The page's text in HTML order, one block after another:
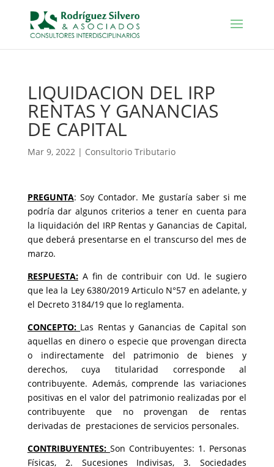
LIQUIDACION DEL IRP
RENTAS Y GANANCIAS
DE CAPITAL
Mar 9, 2022| Consultorio Tributario
PREGUNTA: Soy Contador. Me gustaría saber si me
podría dar algunos criterios a tener en cuenta para
la liquidación del IRP Rentas y Ganancias de Capital,
que deberá presentarse en el transcurso del mes de
marzo.
RESPUESTA:A fin de contribuir con Ud. le sugiero
que lea la Ley 6380/2019 Articulo N°57 en adelante, y
el Decreto 3184/19 que lo reglamenta.
CONCEPTO: Las Rentas y Ganancias de Capital son
aquellas en dinero o especie que provengan directa
o indirectamente del patrimonio de bienes y
derechos, cuya titularidad corresponde al
contribuyente. Además, comprende las variaciones
positivas en el valor del patrimonio realizadas por el
contribuyente que no provengan de rentas
derivadas de prestaciones de servicios personales.
CONTRIBUYENTES: Son Contribuyentes: 1. Personas
Físicas, 2. Sucesiones Indivisas, 3. Sociedades